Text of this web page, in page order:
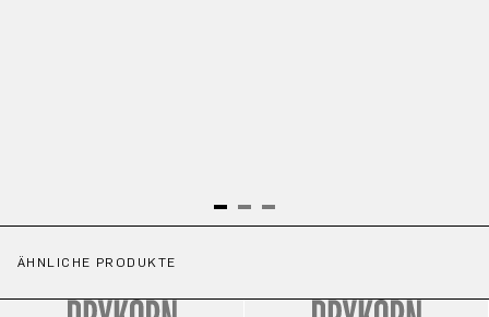
ÄHNLICHE PRODUKTE